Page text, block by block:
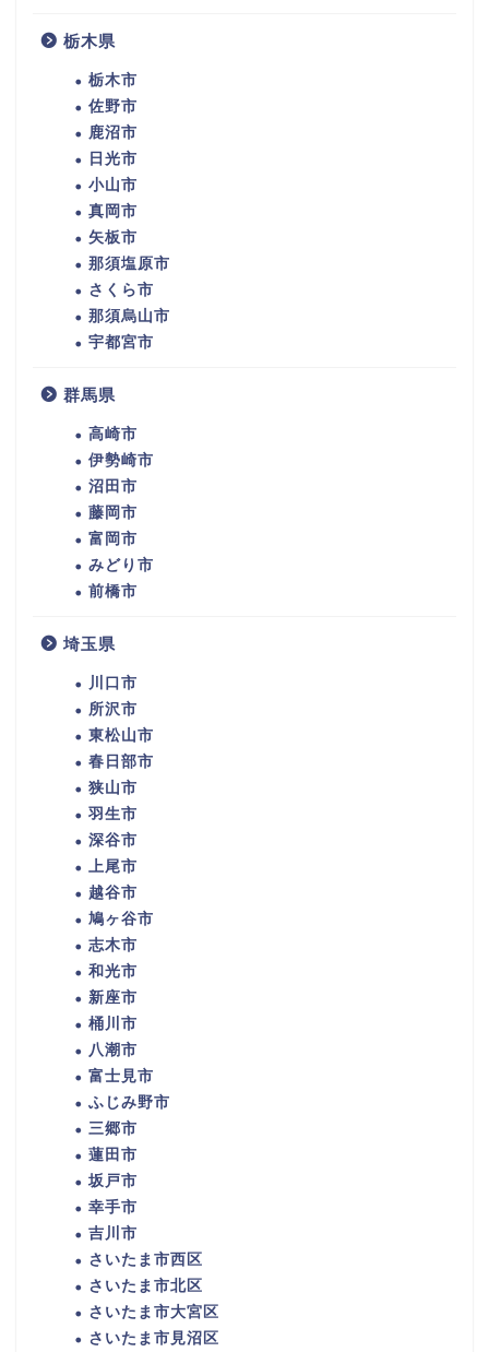
栃木県
栃木市
佐野市
鹿沼市
日光市
小山市
真岡市
矢板市
那須塩原市
さくら市
那須烏山市
宇都宮市
群馬県
高崎市
伊勢崎市
沼田市
藤岡市
富岡市
みどり市
前橋市
埼玉県
川口市
所沢市
東松山市
春日部市
狭山市
羽生市
深谷市
上尾市
越谷市
鳩ヶ谷市
志木市
和光市
新座市
桶川市
八潮市
富士見市
ふじみ野市
三郷市
蓮田市
坂戸市
幸手市
吉川市
さいたま市西区
さいたま市北区
さいたま市大宮区
さいたま市見沼区